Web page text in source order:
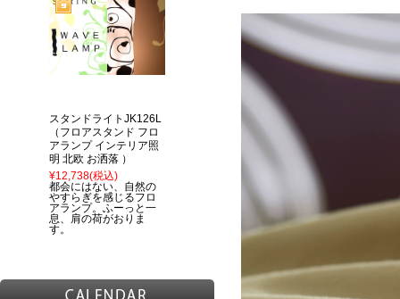
スタンドライトJK126L
（フロアスタンド フロ
アランプ インテリア照
明 北欧 お洒落 ）
¥12,738(税込)
都会にはない、自然の
やすらぎを感じるフロ
アランプ。ふーっと一
息、肩の荷がおりま
す。